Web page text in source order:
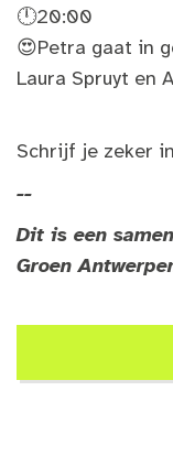
🕛20:00
😍Petra gaat in
Laura Spruyt en
Schrijf je zeker
--
Dit is een
Groen